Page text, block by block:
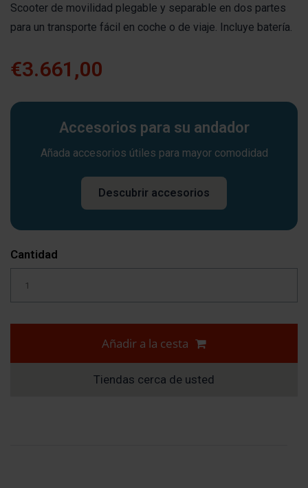
Scooter de movilidad plegable y separable en dos partes
para un transporte fácil en coche o de viaje. Incluye batería.
€3.661,00
Accesorios para su andador
Añada accesorios útiles para mayor comodidad
Descubrir accesorios
Cantidad
Añadir a la cesta
Tiendas cerca de usted